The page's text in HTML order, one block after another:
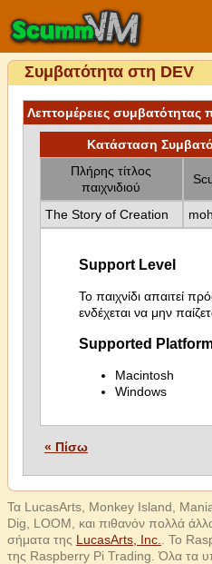
Συμβατότητα στη DEV
Λεπτομέρειες συμβατότητας
Κατάσταση
Πλήρης τίτλος
παιχνιδιού
The Story of Creation
Support Level
Το παιχνίδι απαιτεί
ενδέχεται να μην
Supported
Macintosh
Windows
« Πίσω
Τα LucasArts, Monkey Island,
Dig, LOOM, και πιθανόν πολλά
σήματα της LucasArts, Inc.
. Το
της Raspberry Pi Trading. Όλα τα